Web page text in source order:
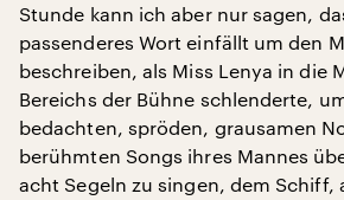
Stunde kann ich aber nur sagen,
passenderes Wort einfällt um den
beschreiben, als Miss Lenya in die
Bereichs der Bühne schlenderte,
bedachten, spröden, grausamen
berühmten Songs ihres Mannes
acht Segeln zu singen, dem Schiff,